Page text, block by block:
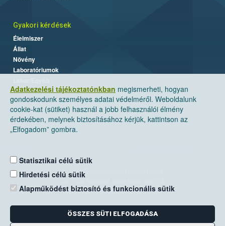
Adatkezelési tájékoztatónkban megismerheti, hogyan
gondoskodunk személyes adatai védelméről. Weboldalunk
cookie-kat (sütiket) használ a jobb felhasználói élmény
érdekében, melynek biztosításához kérjük, kattintson az
„Elfogadom” gombra.
Statisztikai célú sütik
Hirdetési célú sütik
Alapműködést biztosító és funkcionális sütik
ÖSSZES SÜTI ELFOGADÁSA
Gyakori kérdések
Élelmiszer
Állat
Növény
Laboratóriumok
Nemzeti Élelmiszerlánc-biztonsági Hivatal
Levelezési cím: 1525 Budapest. Pf. 30.
E-mail:ugyfelszolgalat@nebih.gov.hu